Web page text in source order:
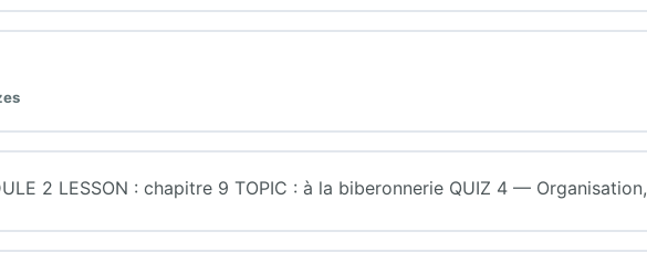
2 LESSON : chapitre 9 TOPIC : à la biberonnerie QUIZ 4 —